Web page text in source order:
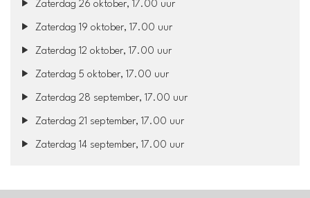
Zaterdag 26 oktober, 17.00 uur
Zaterdag 19 oktober, 17.00 uur
Zaterdag 12 oktober, 17.00 uur
Zaterdag 5 oktober, 17.00 uur
Zaterdag 28 september, 17.00 uur
Zaterdag 21 september, 17.00 uur
Zaterdag 14 september, 17.00 uur